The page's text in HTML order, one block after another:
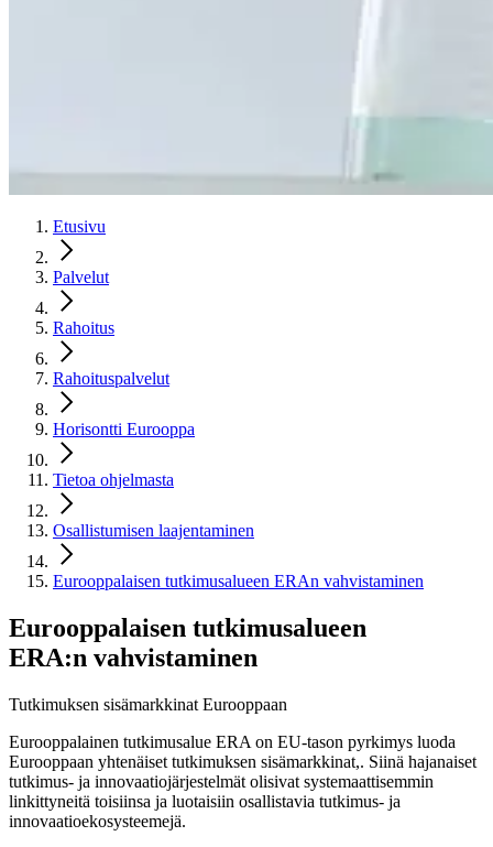
Etusivu
Palvelut
Rahoitus
Rahoituspalvelut
Horisontti Eurooppa
Tietoa ohjelmasta
Osallistumisen laajentaminen
Eurooppalaisen tutkimusalueen ERAn vahvistaminen
Eurooppalaisen tutkimusalueen
ERA:n vahvistaminen
Tutkimuksen sisämarkkinat Eurooppaan
Eurooppalainen tutkimusalue ERA on EU-tason pyrkimys luoda
Eurooppaan yhtenäiset tutkimuksen sisämarkkinat,. Siinä hajanaiset
tutkimus- ja innovaatiojärjestelmät olisivat systemaattisemmin
linkittyneitä toisiinsa ja luotaisiin osallistavia tutkimus- ja
innovaatioekosysteemejä.